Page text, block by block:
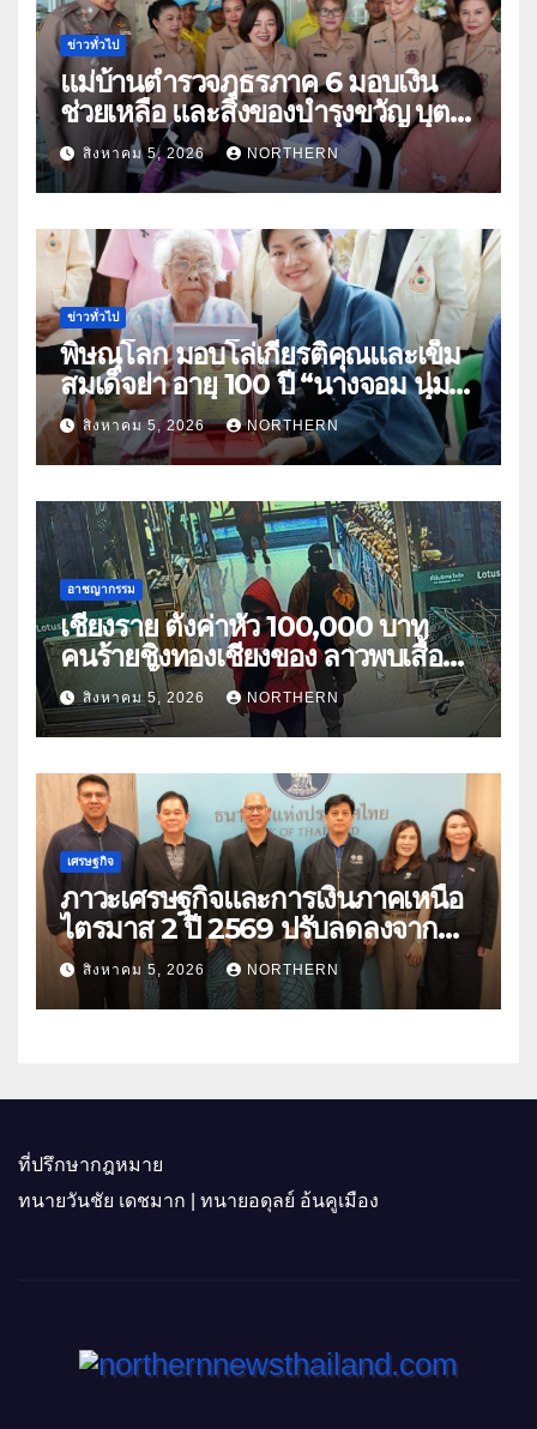
ข่าวทั่วไป
แม่บ้านตำรวจภูธรภาค 6 มอบเงิน
ช่วยเหลือ และสิ่งของบำรุงขวัญ บุตร-
ธิดา ข้าราชการตำรวจจังหวัด
อุทัยธานี
สิงหาคม 5, 2026 NORTHERN
ข่าวทั่วไป
พิษณุโลก มอบโล่เกียรติคุณและเข็ม
สมเด็จย่า อายุ 100 ปี “นางจอม นุ่ม
เนตร” ตำบลบ้านกร่าง อำเภอเมือง
สิงหาคม 5, 2026 NORTHERN
อาชญากรรม
เชียงราย ตั้งค่าหัว 100,000 บาท
คนร้ายชิงทองเชียงของ ลาวพบเสื้อผ้า
คนร้ายตั้งจุดตรวจตามเส้นทาง
สิงหาคม 5, 2026 NORTHERN
เศรษฐกิจ
ภาวะเศรษฐกิจและการเงินภาคเหนือ
ไตรมาส 2 ปี 2569 ปรับลดลงจาก
ราคาพลังงาน ค่าครองชีพ
สิงหาคม 5, 2026 NORTHERN
ที่ปรึกษากฎหมาย
ทนายวันชัย เดชมาก | ทนายอดุลย์ อ้นคูเมือง